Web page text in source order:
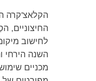
הקלאצ'קרה
החיצוניים,
לחישוב
השנה הירחי
מכניים